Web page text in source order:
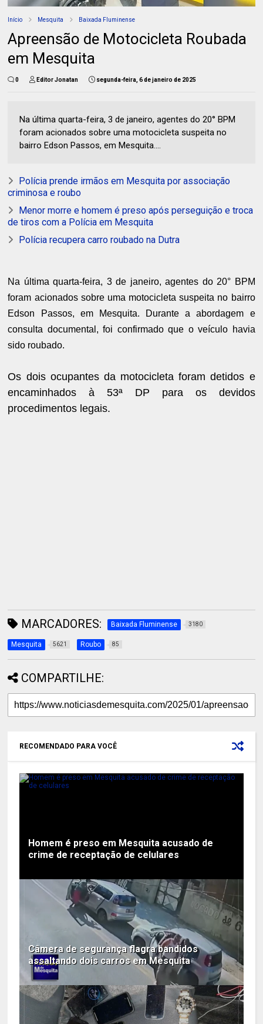
Início Mesquita Baixada Fluminense
Apreensão de Motocicleta Roubada
em Mesquita
0 Editor Jonatan segunda-feira, 6 de janeiro de 2025
Na última quarta-feira, 3 de janeiro, agentes do 20° BPM
foram acionados sobre uma motocicleta suspeita no
bairro Edson Passos, em Mesquita....
Polícia prende irmãos em Mesquita por associação
criminosa e roubo
Menor morre e homem é preso após perseguição e troca
de tiros com a Polícia em Mesquita
Polícia recupera carro roubado na Dutra
Na última quarta-feira, 3 de janeiro, agentes do 20° BPM
foram acionados sobre uma motocicleta suspeita no bairro
Edson Passos, em Mesquita. Durante a abordagem e
consulta documental, foi confirmado que o veículo havia
sido roubado.
Os dois ocupantes da motocicleta foram detidos e
encaminhados à 53ª DP para os devidos
procedimentos legais.
MARCADORES: Baixada Fluminense 3180
Mesquita 5621 Roubo 85
COMPARTILHE:
RECOMENDADO PARA VOCÊ
Homem é preso em Mesquita acusado de
crime de receptação de celulares
Câmera de segurança flagra bandidos
assaltando dois carros em Mesquita